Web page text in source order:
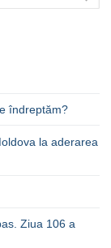
îndreptăm?
la aderarea
Ziua 106 a